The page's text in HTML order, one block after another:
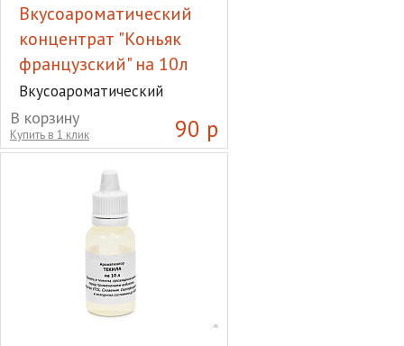
Вкусоароматический
концентрат "Коньяк
французский" на 10л
Вкусоароматический
концентрат "Коньяк
французский" на 10л
90 р
В корзину
Купить в 1 клик